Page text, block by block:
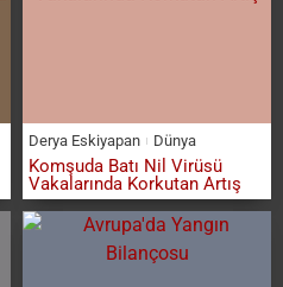
Derya Eskiyapan Dünya
Komşuda Batı Nil Virüsü
Vakalarında Korkutan Artış